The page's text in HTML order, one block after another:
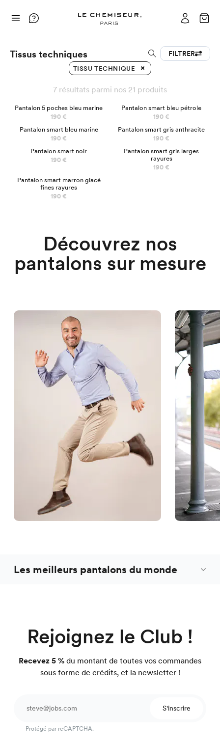
Tissus techniques FILTRER
TISSU TECHNIQUE
7 résultats parmi nos 21 produits
BEST-SELLER
Pantalon 5 poches bleu marine
190 €
Pantalon smart bleu pétrole
190 €
Pantalon smart bleu marine
190 €
Pantalon smart gris anthracite
190 €
Pantalon smart noir
190 €
Pantalon smart gris larges
rayures
190 €
Pantalon smart marron glacé
fines rayures
190 €
Découvrez nos
pantalons sur mesure
Les meilleurs pantalons du monde
Rejoignez le Club !
Recevez 5 % du montant de toutes vos commandes
sous forme de crédits, et la newsletter !
S'inscrire
Protégé par reCAPTCHA.